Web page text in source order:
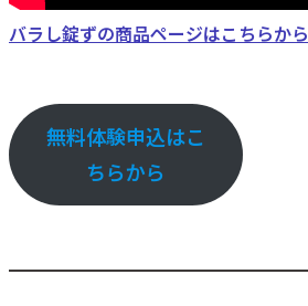
バラし錠ずの商品ページはこちらから
無料体験申込はこ
ちらから